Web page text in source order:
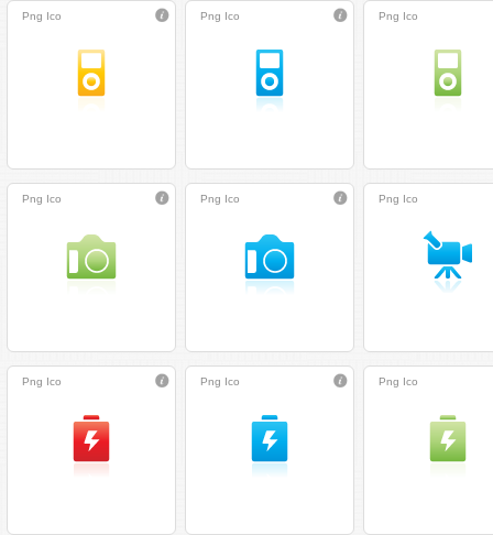
Png Ico Png Ico Png Ico
Png Ico Png Ico Png Ico
Png Ico Png Ico Png Ico